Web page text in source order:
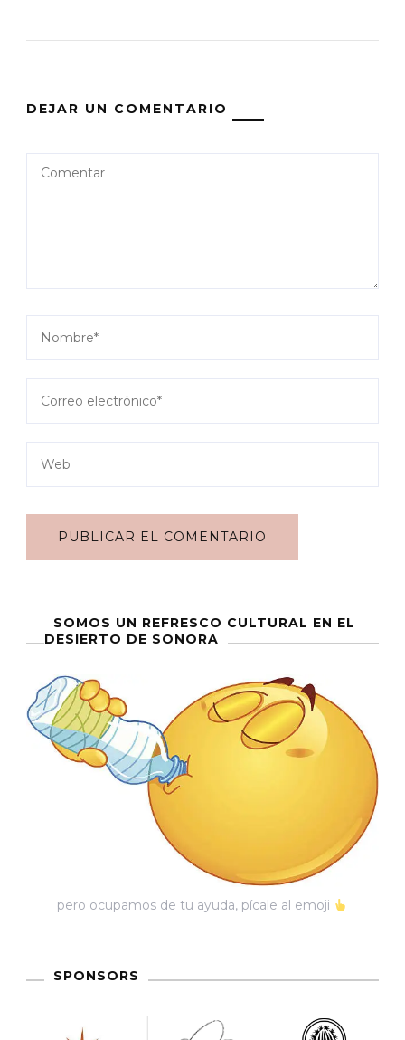
DEJAR UN COMENTARIO
SOMOS UN REFRESCO CULTURAL EN EL
DESIERTO DE SONORA
pero ocupamos de tu ayuda, pícale al emoji
SPONSORS